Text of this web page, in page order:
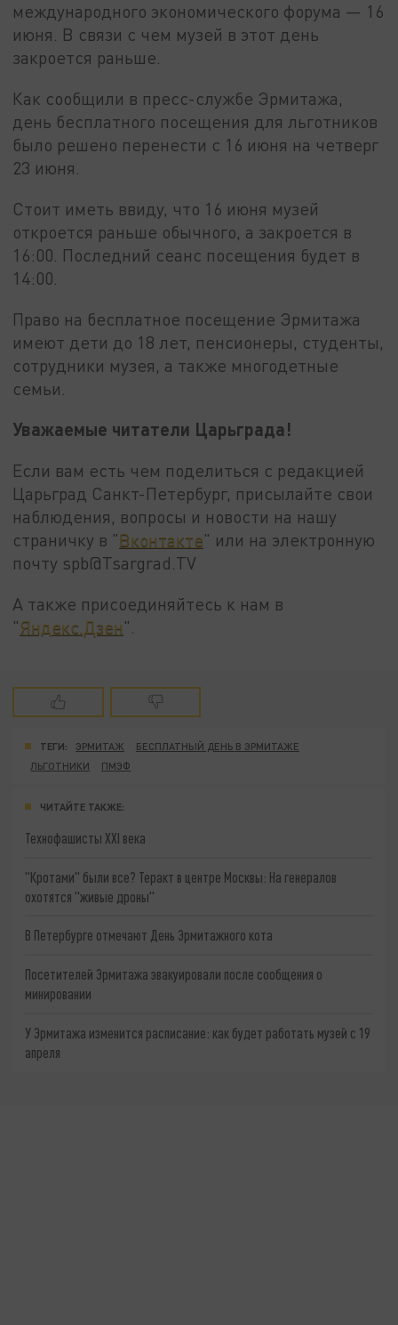
международного экономического форума — 16
июня. В связи с чем музей в этот день
закроется раньше.
Как сообщили в пресс-службе Эрмитажа,
день бесплатного посещения для льготников
было решено перенести с 16 июня на четверг
23 июня.
Стоит иметь ввиду, что 16 июня музей
откроется раньше обычного, а закроется в
16:00. Последний сеанс посещения будет в
14:00.
Право на бесплатное посещение Эрмитажа
имеют дети до 18 лет, пенсионеры, студенты,
сотрудники музея, а также многодетные
семьи.
Уважаемые читатели Царьграда!
Если вам есть чем поделиться с редакцией
Царьград Санкт-Петербург, присылайте свои
наблюдения, вопросы и новости на нашу
страничку в "Вконтакте" или на электронную
почту spb@Tsargrad.TV
А также присоединяйтесь к нам в
"Яндекс.Дзен".
ТЕГИ: ЭРМИТАЖ
БЕСПЛАТНЫЙ ДЕНЬ В ЭРМИТАЖЕ
ЛЬГОТНИКИ
ПМЭФ
ЧИТАЙТЕ ТАКЖЕ:
Технофашисты XXI века
"Кротами" были все? Теракт в центре Москвы: На генералов
охотятся "живые дроны"
В Петербурге отмечают День Эрмитажного кота
Посетителей Эрмитажа эвакуировали после сообщения о
минировании
У Эрмитажа изменится расписание: как будет работать музей с 19
апреля